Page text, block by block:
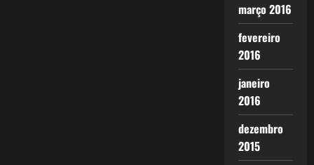
março 2016
fevereiro
2016
janeiro
2016
dezembro
2015